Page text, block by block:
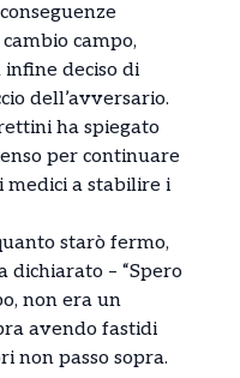
campo,
deciso di
dell’avversario.
ha spiegato
per continuare
medici a stabilire i
starò fermo,
dichiarato – “Spero
non era un
avendo fastidi
non passo sopra.